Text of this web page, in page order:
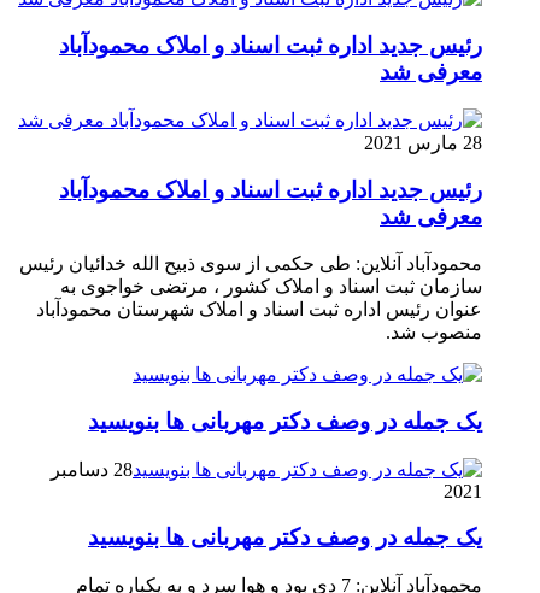
رئیس جدید اداره ثبت اسناد و املاک محمودآباد
معرفی شد
28 مارس 2021
رئیس جدید اداره ثبت اسناد و املاک محمودآباد
معرفی شد
محمودآباد آنلاین: طی حکمی از سوی ذبیح الله خدائیان رئیس
سازمان ثبت اسناد و املاک کشور ، مرتضی خواجوی به
عنوان رئیس اداره ثبت اسناد و املاک شهرستان محمودآباد
منصوب شد.
یک جمله در وصف دکتر مهربانی ها بنویسید
28 دسامبر
2021
یک جمله در وصف دکتر مهربانی ها بنویسید
محمودآباد آنلاین: 7 دی بود و هوا سرد و به یکباره تمام